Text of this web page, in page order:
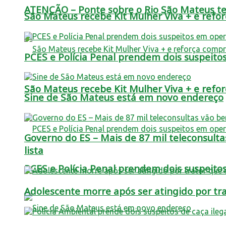
ATENÇÃO – Ponte sobre o Rio São
São Mateus recebe Kit Mulher Viva + e
PCES e Polícia Penal prendem dois
São Mateus recebe Kit Mulher Viva + e
PCES e Polícia Penal prendem dois
Sine de São Mateus está em novo endereço
Governo do ES – Mais de 87 mil
lista
Adolescente morre após ser atingido por